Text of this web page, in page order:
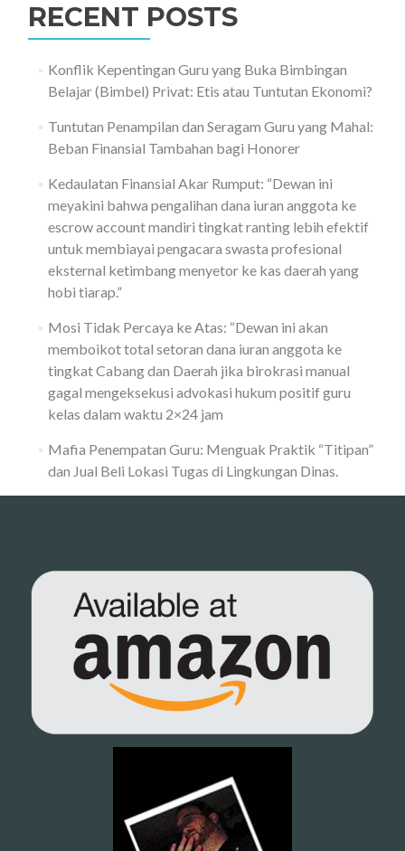
RECENT POSTS
Konflik Kepentingan Guru yang Buka Bimbingan
Belajar (Bimbel) Privat: Etis atau Tuntutan Ekonomi?
Tuntutan Penampilan dan Seragam Guru yang Mahal:
Beban Finansial Tambahan bagi Honorer
Kedaulatan Finansial Akar Rumput: “Dewan ini
meyakini bahwa pengalihan dana iuran anggota ke
escrow account mandiri tingkat ranting lebih efektif
untuk membiayai pengacara swasta profesional
eksternal ketimbang menyetor ke kas daerah yang
hobi tiarap.”
Mosi Tidak Percaya ke Atas: “Dewan ini akan
memboikot total setoran dana iuran anggota ke
tingkat Cabang dan Daerah jika birokrasi manual
gagal mengeksekusi advokasi hukum positif guru
kelas dalam waktu 2×24 jam
Mafia Penempatan Guru: Menguak Praktik “Titipan”
dan Jual Beli Lokasi Tugas di Lingkungan Dinas.